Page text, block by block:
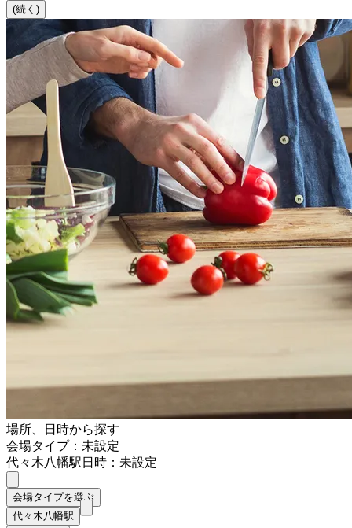
(続く)
場所、日時から探す
会場タイプ：未設定
代々木八幡駅日時：未設定
会場タイプを選ぶ
代々木八幡駅